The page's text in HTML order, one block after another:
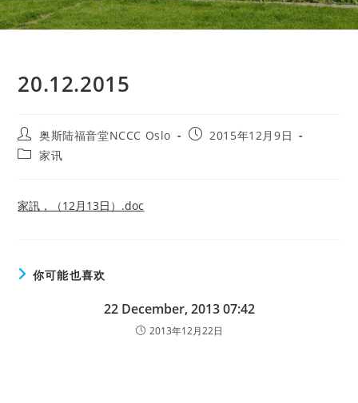
20.12.2015
Post
author:
奥斯陆福音堂NCCC Oslo
Post2015年12月9日
Post家讯
家訊，（12月13日）.doc
你可能也喜欢
22 December, 2013 07:42
2013年12月22日